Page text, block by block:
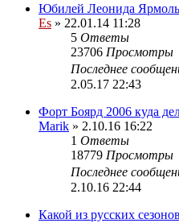
Юбилей Леонида
Es » 22.01.14 11:28
5 Ответы
23706 Просмотры
Последнее
2.05.17 22:43
Форт Боярд 2006 куда
Marik » 2.10.16 16:22
1 Ответы
18779 Просмотры
Последнее
2.10.16 22:44
Какой из русских